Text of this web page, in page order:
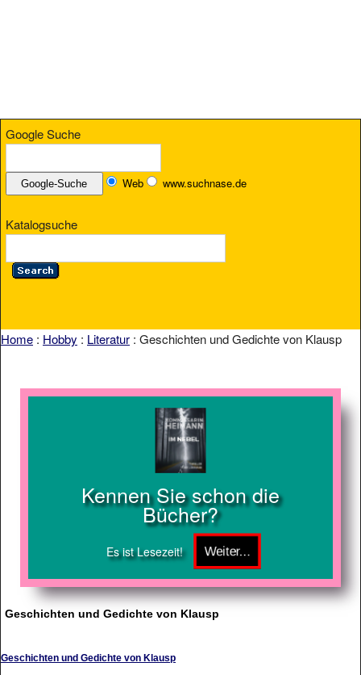
Google Suche
Web www.suchnase.de
Katalogsuche
Home : Hobby : Literatur : Geschichten und Gedichte von Klausp
Kennen Sie schon die
Bücher?
Es ist Lesezeit!
Geschichten und Gedichte von Klausp
Geschichten und Gedichte von Klausp